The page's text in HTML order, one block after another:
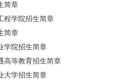
简章
程学院招生简章
简章
学院招生简章
高等教育招生简章
大学招生简章